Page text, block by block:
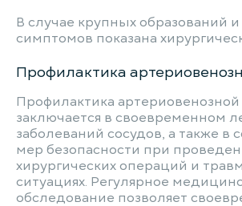
В случае крупных образований
симптомов показана
Профилактика
Профилактика
заключается в своевременном
заболеваний сосудов, а также в
мер безопасности при
хирургических операций и
ситуациях. Регулярное
обследование позволяет